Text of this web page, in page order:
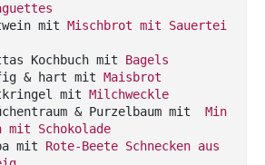
mit Mischbrot mit Sauertei
Kochbuch mit Bagels
& hart mit Maisbrot
mit Milchweckle
& Purzelbaum mit
Min
Schokolade
mit Rote-Beete Schnecken aus